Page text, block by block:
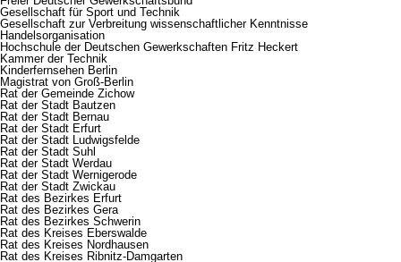
Gesellschaft für Sport und Technik
Gesellschaft zur Verbreitung wissenschaftlicher Kenntnisse
Handelsorganisation
Hochschule der Deutschen Gewerkschaften Fritz Heckert
Kammer der Technik
Kinderfernsehen Berlin
Magistrat von Groß-Berlin
Rat der Gemeinde Zichow
Rat der Stadt Bautzen
Rat der Stadt Bernau
Rat der Stadt Erfurt
Rat der Stadt Ludwigsfelde
Rat der Stadt Suhl
Rat der Stadt Werdau
Rat der Stadt Wernigerode
Rat der Stadt Zwickau
Rat des Bezirkes Erfurt
Rat des Bezirkes Gera
Rat des Bezirkes Schwerin
Rat des Kreises Eberswalde
Rat des Kreises Nordhausen
Rat des Kreises Ribnitz-Damgarten